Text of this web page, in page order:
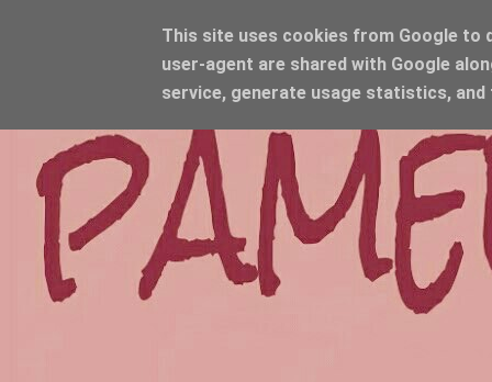
This site uses cookies from Google to
user-agent are shared with Google
service, generate usage statistics,